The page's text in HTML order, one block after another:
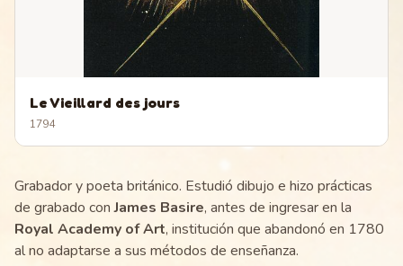
Le Vieillard des jours
1794
Grabador y poeta británico. Estudió dibujo e hizo prácticas
de grabado conJames Basire, antes de ingresar en la
Royal Academy of Art, institución que abandonó en 1780
al no adaptarse a sus métodos de enseñanza.